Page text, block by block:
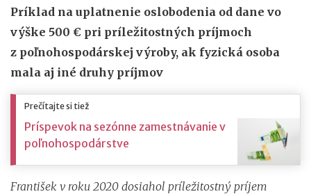
Príklad na uplatnenie oslobodenia od dane vo
výške 500 € pri príležitostných príjmoch
z poľnohospodárskej výroby, ak fyzická osoba
mala aj iné druhy príjmov
Prečítajte si tiež
Príspevok na sezónne zamestnávanie v
poľnohospodárstve
František v roku 2020 dosiahol príležitostný príjem